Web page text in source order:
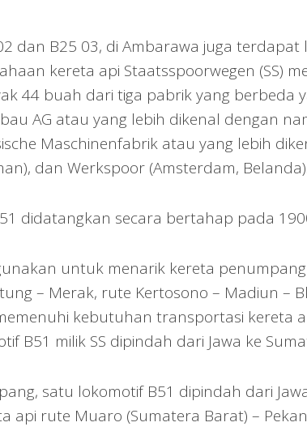
dan B25 03, di Ambarawa juga terdapat
kereta api Staatsspoorwegen (SS)
44 buah dari tiga pabrik yang berbeda
AG atau yang lebih dikenal dengan
Maschinenfabrik atau yang lebih
dan Werkspoor (Amsterdam, Belanda).
didatangkan secara bertahap pada
untuk menarik kereta
– Merak, rute Kertosono – Madiun –
kebutuhan transportasi kereta
B51 milik SS dipindah dari Jawa ke
satu lokomotif B51 dipindah dari
api rute Muaro (Sumatera Barat) –